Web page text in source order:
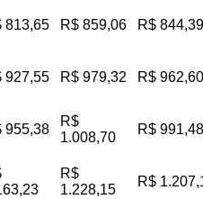
813,65 R$ 859,06 R$ 844,39
927,55 R$ 979,32 R$ 962,60
955,38
R$
1.008,70
R$ 991,48
R$
1.228,15
R$